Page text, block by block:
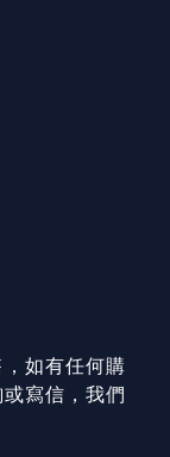
如有任何購
寫信，我們